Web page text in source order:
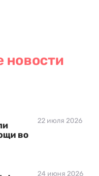
новости
во
22 июля 2026
24 июня 2026